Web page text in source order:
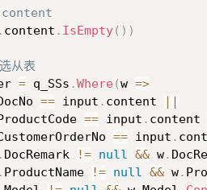
. content . IsEmpty( ) )
从表
= q_SSs .Where(w =>
== input . content
||
== input . content
== input .
. DocRemark != null && w.
. ProductName != null && w.